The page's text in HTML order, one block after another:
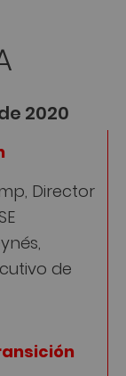
2020
Director
de